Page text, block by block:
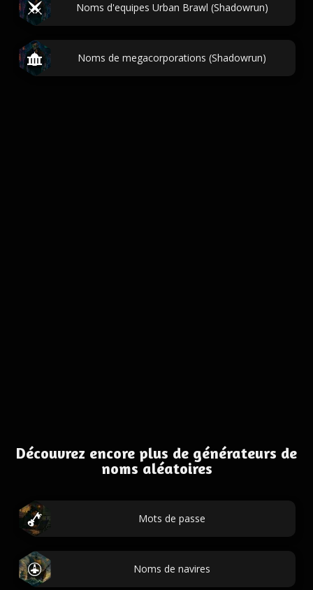
Noms d'equipes Urban Brawl (Shadowrun)
Noms de megacorporations (Shadowrun)
Découvrez encore plus de générateurs de
noms aléatoires
Mots de passe
Noms de navires